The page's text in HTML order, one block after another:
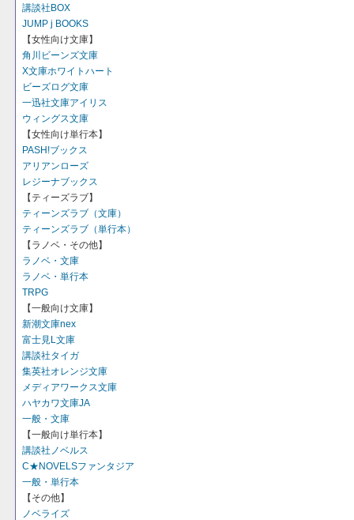
講談社BOX
JUMP j BOOKS
【女性向け文庫】
角川ビーンズ文庫
X文庫ホワイトハート
ビーズログ文庫
一迅社文庫アイリス
ウィングス文庫
【女性向け単行本】
PASH!ブックス
アリアンローズ
レジーナブックス
【ティーズラブ】
ティーンズラブ（文庫）
ティーンズラブ（単行本）
【ラノベ・その他】
ラノベ・文庫
ラノベ・単行本
TRPG
【一般向け文庫】
新潮文庫nex
富士見L文庫
講談社タイガ
集英社オレンジ文庫
メディアワークス文庫
ハヤカワ文庫JA
一般・文庫
【一般向け単行本】
講談社ノベルス
C★NOVELSファンタジア
一般・単行本
【その他】
ノベライズ